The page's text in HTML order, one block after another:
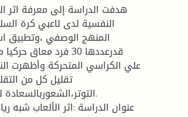
هدفت الدراسة إلى معرفة اثر
النفسية لدى لاعبي كرة
المنهج الوصفي ،وتطبيق
قدرعددها 30 فرد
علي الكراسي المتحركة وأظهرت
تقليل كل من
عنوان الدراسة :اثر الألعاب